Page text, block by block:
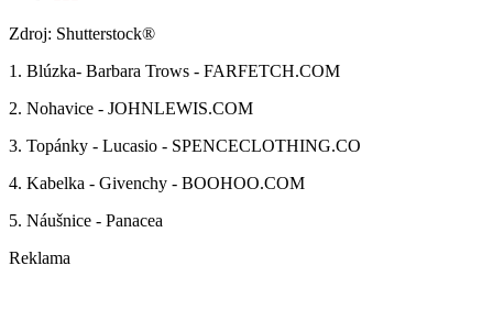
Zdroj: Shutterstock®
1. Blúzka- Barbara Trows - FARFETCH.COM
2. Nohavice - JOHNLEWIS.COM
3. Topánky - Lucasio - SPENCECLOTHING.CO
4. Kabelka - Givenchy - BOOHOO.COM
5. Náušnice - Panacea
Reklama